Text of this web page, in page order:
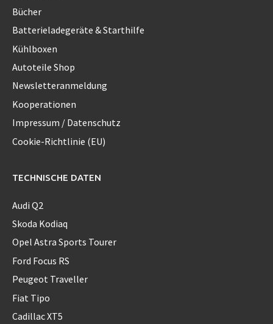
Bücher
Batterieladegeräte & Starthilfe
Kühlboxen
Autoteile Shop
Newsletteranmeldung
Kooperationen
Impressum / Datenschutz
Cookie-Richtlinie (EU)
TECHNISCHE DATEN
Audi Q2
Skoda Kodiaq
Opel Astra Sports Tourer
Ford Focus RS
Peugeot Traveller
Fiat Tipo
Cadillac XT5